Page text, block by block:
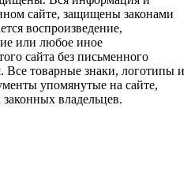
сайте, защищены законами
воспроизведение,
или любое иное
сайта без письменного
Все товарные знаки, логотипы и
упомянутые на сайте,
владельцев.